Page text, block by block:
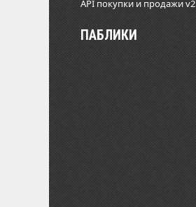
API покупки и продажи v2
ПАБЛИКИ